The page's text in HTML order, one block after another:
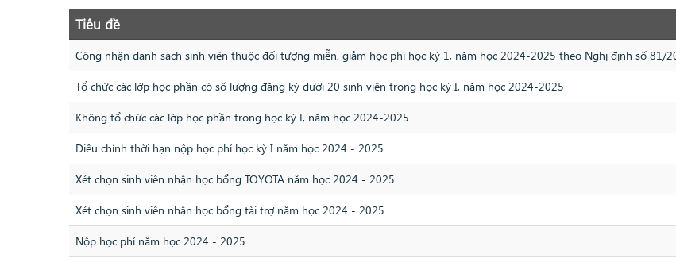
Tiêu đề
Công nhận danh sách sinh viên thuộc đối tượng miễn, giảm học phí học kỳ 1, năm học 2024-2025 theo Nghị định số
Tổ chức các lớp học phần có số lượng đăng ký dưới 20 sinh viên trong học kỳ I, năm học 2024-2025
Không tổ chức các lớp học phần trong học kỳ I, năm học 2024-2025
Điều chỉnh thời hạn nộp học phí học kỳ I năm học 2024 - 2025
Xét chọn sinh viên nhận học bổng TOYOTA năm học 2024 - 2025
Xét chọn sinh viên nhận học bổng tài trợ năm học 2024 - 2025
Nộp học phí năm học 2024 - 2025